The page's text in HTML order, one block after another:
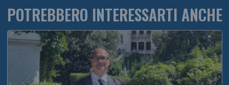
POTREBBERO INTERESSARTI ANCHE